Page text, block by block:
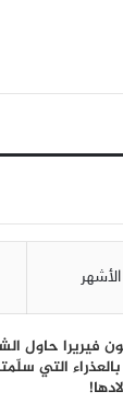
الأشهر
فيريرا حاول
التي